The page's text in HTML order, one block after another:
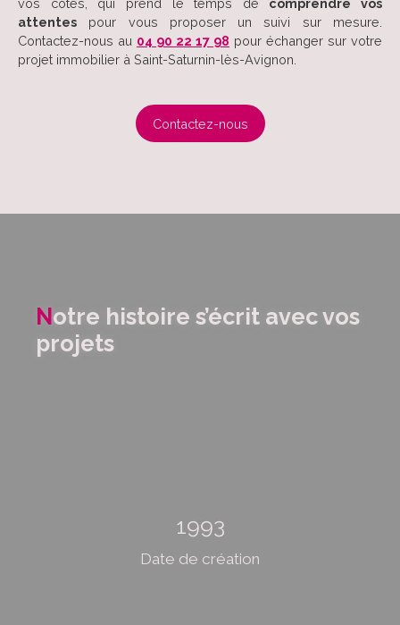
vos côtés, qui prend le temps de comprendre vos
attentes pour vous proposer un suivi sur mesure.
Contactez-nous au 04 90 22 17 98 pour échanger sur votre
projet immobilier à Saint-Saturnin-lès-Avignon.
Contactez-nous
Notre histoire s’écrit avec vos
projets
1993
Date de création